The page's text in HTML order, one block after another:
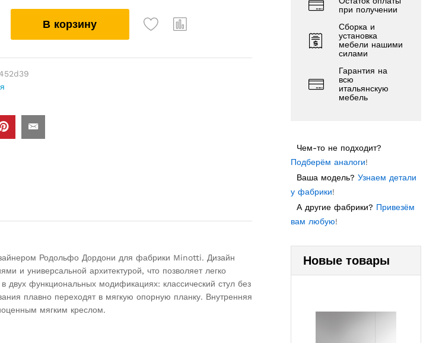
В корзину
Родольфо Дордони для фабрики Minotti. Дизайн
и универсальной архитектурой, что позволяет легко
функциональных модификациях: классический стул без
плавно переходят в мягкую опорную планку. Внутренняя
мягким креслом.
при получении
Сборка и
установка
мебели нашими
силами
Гарантия на
всю
итальянскую
мебель
Чем-то не подходит?
Подберём аналоги!
Ваша модель?Узнаем детали
у фабрики!
А другие фабрики? Привезём
вам любую!
Новые товары